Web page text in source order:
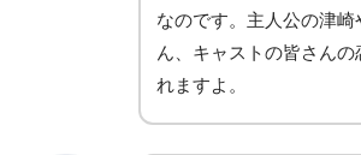
なのです。主人公の津崎
ん、キャストの皆さんの
れますよ。